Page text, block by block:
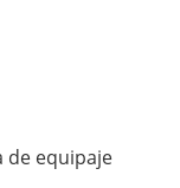
de equipaje